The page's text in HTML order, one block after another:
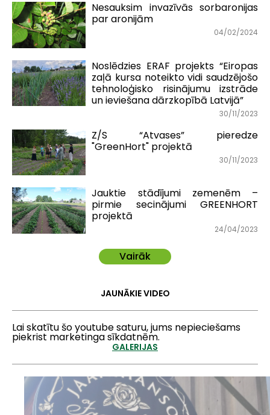
Nesauksim invazīvās sorbaronijas
par aronijām
04/02/2024
Noslēdzies ERAF projekts “Eiropas
zaļā kursa noteikto vidi saudzējošo
tehnoloģisko risinājumu izstrāde
un ieviešana dārzkopībā Latvijā”
30/11/2023
Z/S “Atvases” pieredze
"GreenHort" projektā
30/11/2023
Jauktie stādījumi zemenēm –
pirmie secinājumi GREENHORT
projektā
24/04/2023
Vairāk
JAUNĀKIE VIDEO
Lai skatītu šo youtube saturu, jums nepieciešams
piekrist marketinga sīkdatnēm.
GALERIJAS